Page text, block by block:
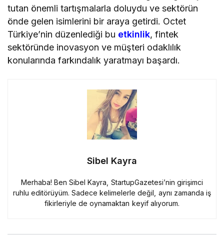
tutan önemli tartışmalarla doluydu ve sektörün
önde gelen isimlerini bir araya getirdi. Octet
Türkiye’nin düzenlediği bu etkinlik, fintek
sektöründe inovasyon ve müşteri odaklılık
konularında farkındalık yaratmayı başardı.
Sibel Kayra
Merhaba! Ben Sibel Kayra, StartupGazetesi’nin girişimci
ruhlu editörüyüm. Sadece kelimelerle değil, aynı zamanda iş
fikirleriyle de oynamaktan keyif alıyorum.